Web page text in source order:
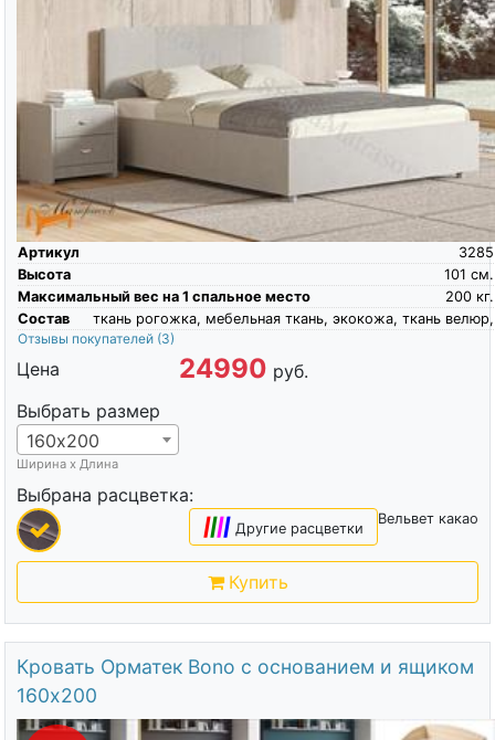
Артикул
3285
Высота
см.
101
Максимальный вес на 1 спальное место
кг.
200
Состав
ткань рогожка, мебельная ткань, экокожа, ткань велюр,
Отзывы покупателей (3)
Цена 24990 руб.
Выбрать размер
160х200
Ширина х Длина
Выбрана расцветка:
Вельвет какао
|||| Другие расцветки
Купить
Кровать Орматек Bono с основанием и ящиком
160х200